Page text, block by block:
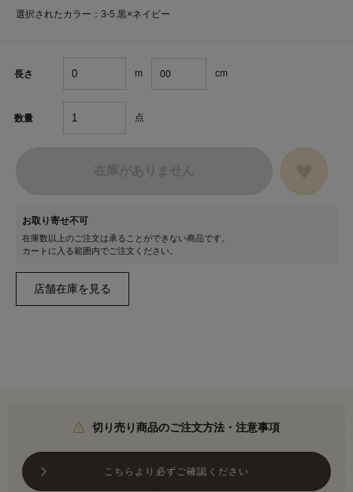
選択されたカラー：3-5.黒×ネイビー
長さ m cm
数量 点
お取り寄せ不可
在庫数以上のご注文は承ることができない商品です。
カートに入る範囲内でご注文ください。
切り売り商品のご注文方法・注意事項
こちらより必ずご確認ください